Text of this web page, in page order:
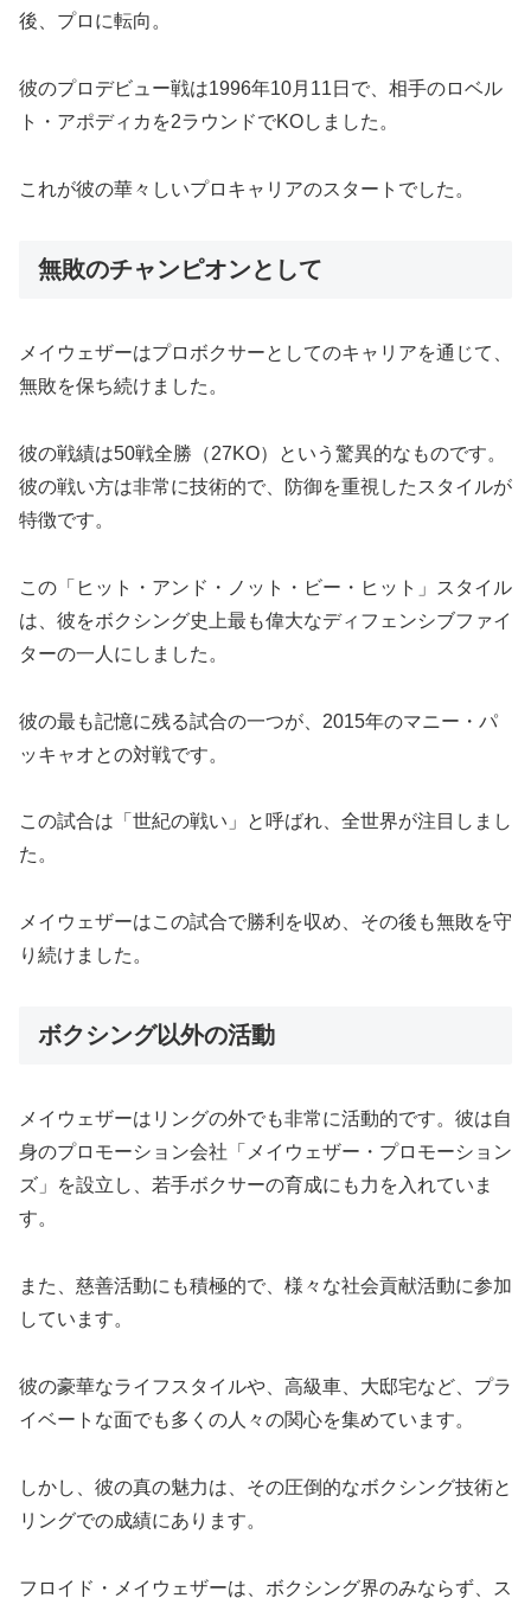
後、プロに転向。
彼のプロデビュー戦は1996年10月11日で、相手のロベル
ト・アポディカを2ラウンドでKOしました。
これが彼の華々しいプロキャリアのスタートでした。
無敗のチャンピオンとして
メイウェザーはプロボクサーとしてのキャリアを通じて、
無敗を保ち続けました。
彼の戦績は50戦全勝（27KO）という驚異的なものです。
彼の戦い方は非常に技術的で、防御を重視したスタイルが
特徴です。
この「ヒット・アンド・ノット・ビー・ヒット」スタイル
は、彼をボクシング史上最も偉大なディフェンシブファイ
ターの一人にしました。
彼の最も記憶に残る試合の一つが、2015年のマニー・パ
ッキャオとの対戦です。
この試合は「世紀の戦い」と呼ばれ、全世界が注目しまし
た。
メイウェザーはこの試合で勝利を収め、その後も無敗を守
り続けました。
ボクシング以外の活動
メイウェザーはリングの外でも非常に活動的です。彼は自
身のプロモーション会社「メイウェザー・プロモーション
ズ」を設立し、若手ボクサーの育成にも力を入れていま
す。
また、慈善活動にも積極的で、様々な社会貢献活動に参加
しています。
彼の豪華なライフスタイルや、高級車、大邸宅など、プラ
イベートな面でも多くの人々の関心を集めています。
しかし、彼の真の魅力は、その圧倒的なボクシング技術と
リングでの成績にあります。
フロイド・メイウェザーは、ボクシング界のみならず、ス